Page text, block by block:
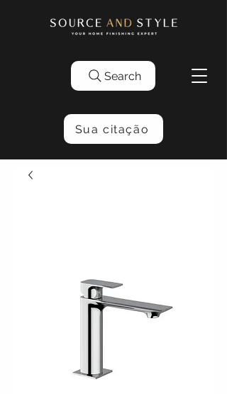
Search
Sua citação